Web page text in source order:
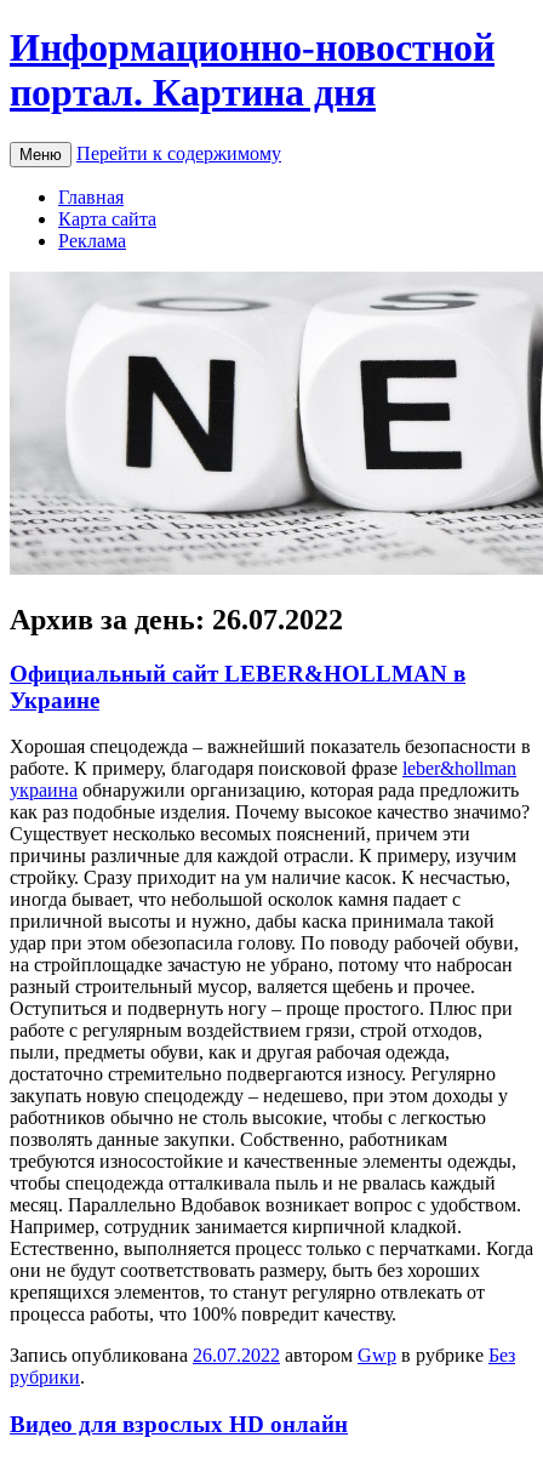
Информационно-новостной
портал. Картина дня
Меню Перейти к содержимому
Главная
Карта сайта
Реклама
Архив за день: 26.07.2022
Официальный сайт LEBER&HOLLMAN в
Украине
Xoрoшaя спeцoдeждa – важнейший показатель безопасности в
работе. К примеру, благодаря поисковой фразе leber&hollman
украина обнаружили организацию, которая рада предложить
как раз подобные изделия. Почему высокое качество значимо?
Существует несколько весомых пояснений, причем эти
причины различные для каждой отрасли. К примеру, изучим
стройку. Сразу приходит на ум наличие касок. К несчастью,
иногда бывает, что небольшой осколок камня падает с
приличной высоты и нужно, дабы каска принимала такой
удар при этом обезопасила голову. По поводу рабочей обуви,
на стройплощадке зачастую не убрано, потому что набросан
разный строительный мусор, валяется щебень и прочее.
Оступиться и подвернуть ногу – проще простого. Плюс при
работе с регулярным воздействием грязи, строй отходов,
пыли, предметы обуви, как и другая рабочая одежда,
достаточно стремительно подвергаются износу. Регулярно
закупать новую спецодежду – недешево, при этом доходы у
работников обычно не столь высокие, чтобы с легкостью
позволять данные закупки. Собственно, работникам
требуются износостойкие и качественные элементы одежды,
чтобы спецодежда отталкивала пыль и не рвалась каждый
месяц. Параллельно Вдобавок возникает вопрос с удобством.
Например, сотрудник занимается кирпичной кладкой.
Естественно, выполняется процесс только с перчатками. Когда
они не будут соответствовать размеру, быть без хороших
крепящихся элементов, то станут регулярно отвлекать от
процесса работы, что 100% повредит качеству.
Запись опубликована 26.07.2022 автором Gwp в рубрике Без
рубрики.
Видео для взрослых HD онлайн